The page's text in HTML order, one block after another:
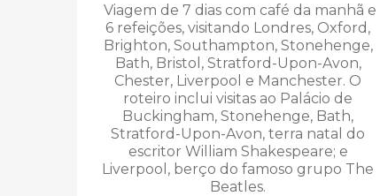
Viagem de 7 dias com café da manhã e
6 refeições,visitando Londres, Oxford,
Brighton, Southampton, Stonehenge,
Bath, Bristol, Stratford-Upon-Avon,
Chester, Liverpool e Manchester. O
roteiro inclui visitas ao Palácio de
Buckingham, Stonehenge, Bath,
Stratford-Upon-Avon, terra natal do
escritor William Shakespeare; e
Liverpool, berço do famoso grupo The
Beatles.